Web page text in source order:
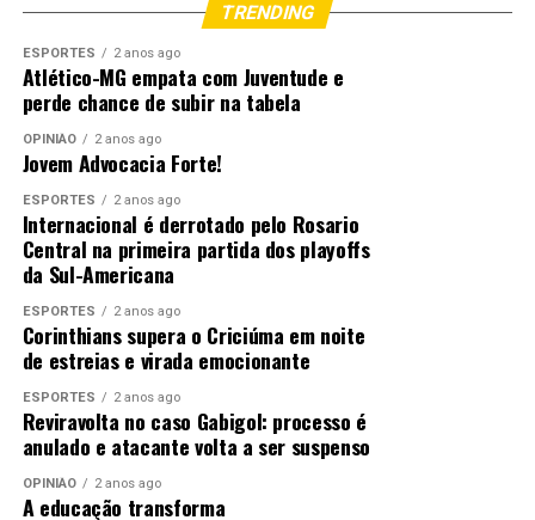
TRENDING
ESPORTES 2 anos ago
Atlético-MG empata com Juventude e
perde chance de subir na tabela
OPINIÃO 2 anos ago
Jovem Advocacia Forte!
ESPORTES 2 anos ago
Internacional é derrotado pelo Rosario
Central na primeira partida dos playoffs
da Sul-Americana
ESPORTES 2 anos ago
Corinthians supera o Criciúma em noite
de estreias e virada emocionante
ESPORTES 2 anos ago
Reviravolta no caso Gabigol: processo é
anulado e atacante volta a ser suspenso
OPINIÃO 2 anos ago
A educação transforma